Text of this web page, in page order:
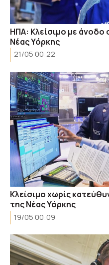
ΗΠΑ: Κλείσιμο με άνοδο
Νέας Υόρκης
21/05 00:22
Κλείσιμο χωρίς
της Νέας Υόρκης
19/05 00:09